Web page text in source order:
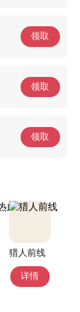
领取
领取
领取
猎人前线
详情